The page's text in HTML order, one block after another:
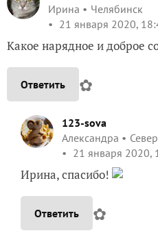
Ирина
Челябинск
21 января 2020,
Какое нарядное и доброе
Ответить ✿
123-sova
Александра
21 января 2020,
Ирина, спасибо!
Ответить ✿